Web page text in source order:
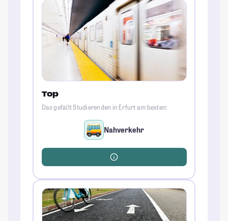
Top
Das gefällt Studierenden in Erfurt am besten:
Nahverkehr